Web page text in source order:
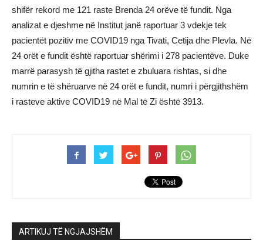
shifër rekord me 121 raste Brenda 24 orëve të fundit. Nga
analizat e djeshme në Institut janë raportuar 3 vdekje tek
pacientët pozitiv me COVID19 nga Tivati, Cetija dhe Plevla. Në
24 orët e fundit është raportuar shërimi i 278 pacientëve. Duke
marrë parasysh të gjitha rastet e zbuluara rishtas, si dhe
numrin e të shëruarve në 24 orët e fundit, numri i përgjithshëm
i rasteve aktive COVID19 në Mal të Zi është 3913.
ARTIKUJ TË NGJAJSHËM